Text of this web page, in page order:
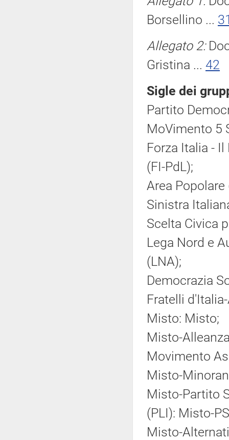
Borsellino ...
Allegato 2:
Gristina ... 42
Sigle dei
Partito
MoVimento 5
Forza Italia -
(FI-PdL);
Area Popolare
Sinistra
Scelta Civica
Lega Nord e
(LNA);
Democrazia
Fratelli
Misto: Misto;
Misto-
Movimento
Misto-
Misto-Partito
(PLI): Misto-
Misto-